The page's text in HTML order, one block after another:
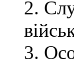
2.
3.